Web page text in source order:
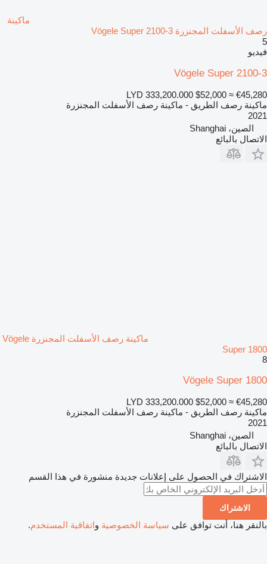
ماكينة
رصف الأسفلت المجنزرة Vögele Super 2100-3
5
فيديو
Vögele Super 2100-3
LYD 333,200.000 $52,000 ≈ €45,280
ماكينة رصف الطريق - ماكينة رصف الأسفلت المجنزرة
2021
الصين، Shanghai
الاتصال بالبائع
ماكينة رصف الأسفلت المجنزرة Vögele
Super 1800
8
Vögele Super 1800
LYD 333,200.000 $52,000 ≈ €45,280
ماكينة رصف الطريق - ماكينة رصف الأسفلت المجنزرة
2021
الصين، Shanghai
الاتصال بالبائع
الاشتراك في الحصول على إعلانات جديدة منشورة في هذا القسم
الاشتراك
بالنقر هنا، أنت توافق على سياسة الخصوصية واتفاقية المستخدم.